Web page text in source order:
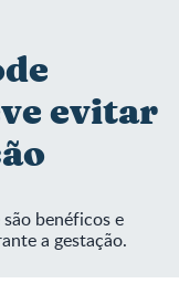
evitar
benéficos e
a gestação.